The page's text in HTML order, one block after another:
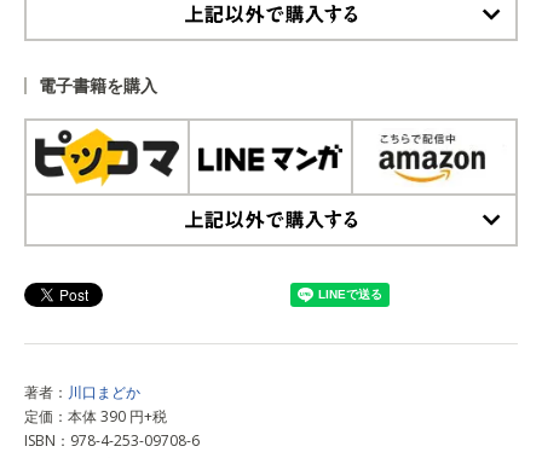
電子書籍を購入
著者： 川口まどか
定価：本体 390 円+税
ISBN：978-4-253-09708-6